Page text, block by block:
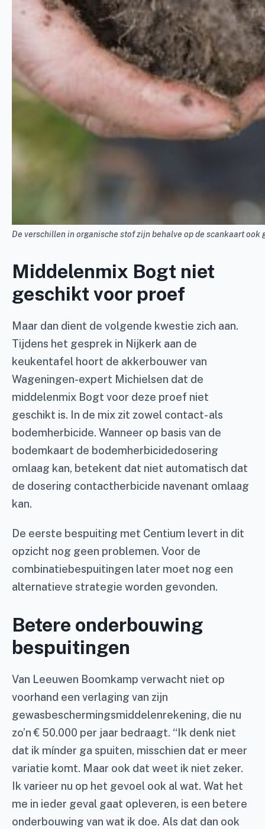
De verschillen in organische stof zijn behalve op de scankaart
Middelenmix Bogt niet
geschikt voor proef
Maar dan dient de volgende kwestie zich aan.
Tijdens het gesprek in Nijkerk aan de
keukentafel hoort de akkerbouwer van
Wageningen-expert Michielsen dat de
middelenmix Bogt voor deze proef niet
geschikt is. In de mix zit zowel contact- als
bodemherbicide. Wanneer op basis van de
bodemkaart de bodemherbicidedosering
omlaag kan, betekent dat niet automatisch dat
de dosering contactherbicide navenant omlaag
kan.
De eerste bespuiting met Centium levert in dit
opzicht nog geen problemen. Voor de
combinatiebespuitingen later moet nog een
alternatieve strategie worden gevonden.
Betere onderbouwing
bespuitingen
Van Leeuwen Boomkamp verwacht niet op
voorhand een verlaging van zijn
gewasbeschermingsmiddelenrekening, die nu
zo’n € 50.000 per jaar bedraagt. “Ik denk niet
dat ik mínder ga spuiten, misschien dat er meer
variatie komt. Maar ook dat weet ik niet zeker.
Ik varieer nu op het gevoel ook al wat. Wat het
me in ieder geval gaat opleveren, is een betere
onderbouwing van wat ik doe. Als dat dan ook